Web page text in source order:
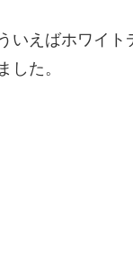
いえばホワイ
した。